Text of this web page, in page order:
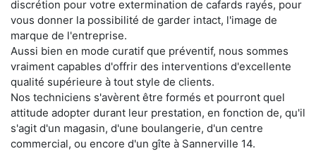
discrétion pour votre extermination de cafards rayés, pour
vous donner la possibilité de garder intact, l'image de
marque de l'entreprise.
Aussi bien en mode curatif que préventif, nous sommes
vraiment capables d'offrir des interventions d'excellente
qualité supérieure à tout style de clients.
Nos techniciens s'avèrent être formés et pourront quel
attitude adopter durant leur prestation, en fonction de, qu'il
s'agit d'un magasin, d'une boulangerie, d'un centre
commercial, ou encore d'un gîte à Sannerville 14.